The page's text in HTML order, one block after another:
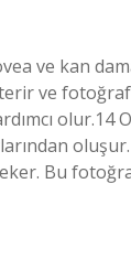
ve kan
ve
olur.14
oluşur.
Bu